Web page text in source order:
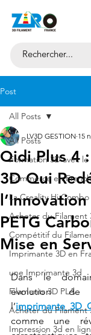
Post
All Posts
Formation 3D avec le
Commerce en
La Creality Hi
Acheter du Filament
Compétitif du
Imprimante 3D en
une Imprimante 3d
Filaments 3D PLA
Acheter du Filament
Impression 3d en
All Posts
Qidi Plus 4
3D Qui
PETG
Mise en
LV3D GESTION 15
Dans le
évolution de
l’imprimante 3D
comme une